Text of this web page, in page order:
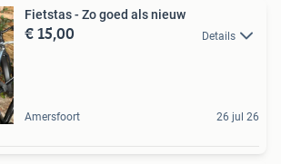
Fietstas - Zo goed als nieuw
€ 15,00 Details
Amersfoort 26 jul 26